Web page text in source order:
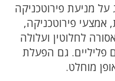
מניעת פירוטכניקה
אמצעי פירוטכניקה,
לחלוטין ועלולה
פליליים. גם הפעלת
מוחלט.